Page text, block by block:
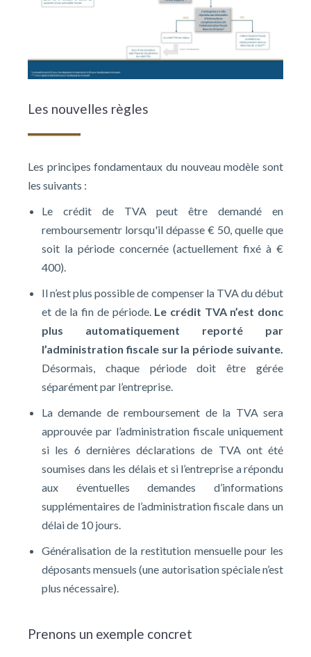
Les nouvelles règles
Les principes fondamentaux du nouveau modèle sont
les suivants :
Le crédit de TVA peut être demandé en
remboursementr lorsqu'il dépasse € 50, quelle que
soit la période concernée (actuellement fixé à €
400).
Il n’est plus possible de compenser la TVA du début
et de la fin de période. Le crédit TVA n’est donc
plus automatiquement reporté par
l’administration fiscale sur la période suivante.
Désormais, chaque période doit être gérée
séparément par l’entreprise.
La demande de remboursement de la TVA sera
approuvée par l’administration fiscale uniquement
si les 6 dernières déclarations de TVA ont été
soumises dans les délais et si l’entreprise a répondu
aux éventuelles demandes d’informations
supplémentaires de l’administration fiscale dans un
délai de 10 jours.
Généralisation de la restitution mensuelle pour les
déposants mensuels (une autorisation spéciale n’est
plus nécessaire).
Prenons un exemple concret